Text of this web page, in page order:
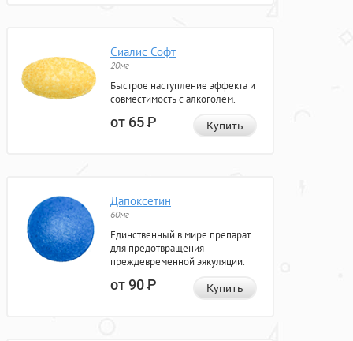
Сиалис Софт
20мг
Быстрое наступление эффекта и
совместимость с алкоголем.
от 65Р Купить
Дапоксетин
60мг
Единственный в мире препарат
для предотвращения
преждевременной эякуляции.
от 90Р Купить